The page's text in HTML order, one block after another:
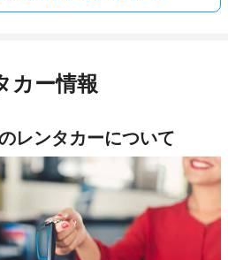
カー情報
レンタカーについて